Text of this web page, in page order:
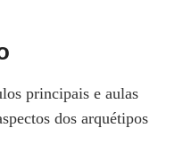
principais e aulas
dos arquétipos